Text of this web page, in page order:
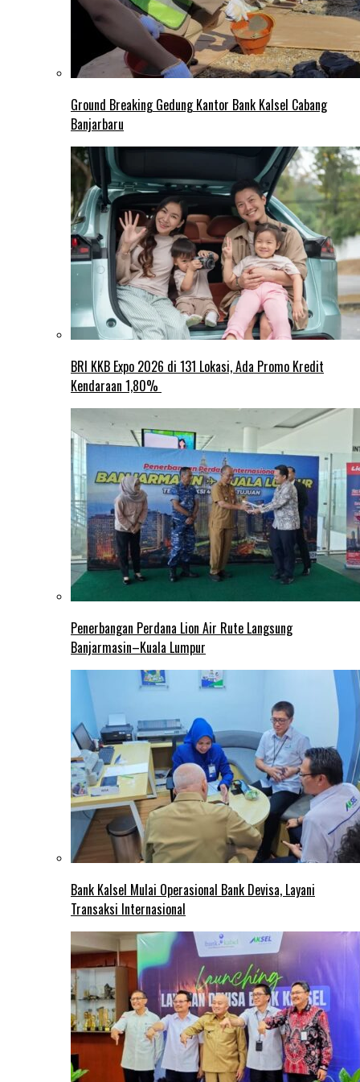
Ground Breaking Gedung Kantor Bank Kalsel Cabang
Banjarbaru
BRI KKB Expo 2026 di 131 Lokasi, Ada Promo Kredit
Kendaraan 1,80%
Penerbangan Perdana Lion Air Rute Langsung
Banjarmasin–Kuala Lumpur
Bank Kalsel Mulai Operasional Bank Devisa, Layani
Transaksi Internasional